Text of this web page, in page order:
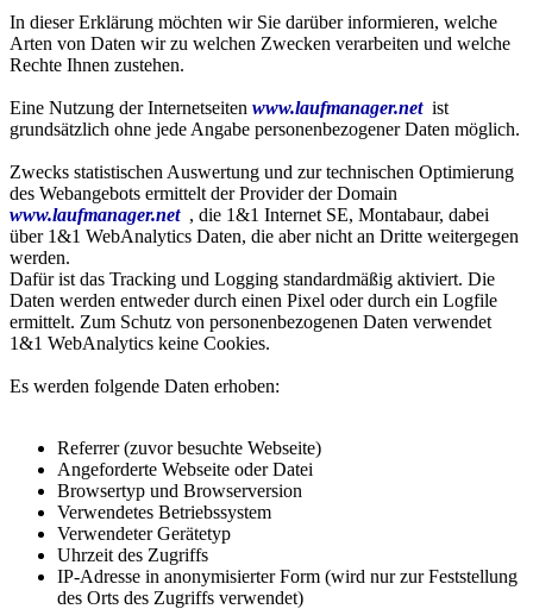
In dieser Erklärung möchten wir Sie darüber informieren, welche
Arten von Daten wir zu welchen Zwecken verarbeiten und welche
Rechte Ihnen zustehen.
Eine Nutzung der Internetseiten www.laufmanager.netist
grundsätzlich ohne jede Angabe personenbezogener Daten möglich.
Zwecks statistischen Auswertung und zur technischen Optimierung
des Webangebots ermittelt der Provider der Domain
www.laufmanager.net, die 1&1 Internet SE, Montabaur, dabei
über 1&1 WebAnalytics Daten, die aber nicht an Dritte weitergegen
werden.
Dafür ist das Tracking und Logging standardmäßig aktiviert. Die
Daten werden entweder durch einen Pixel oder durch ein Logfile
ermittelt. Zum Schutz von personenbezogenen Daten verwendet
1&1 WebAnalytics keine Cookies.
Es werden folgende Daten erhoben:
Referrer (zuvor besuchte Webseite)
Angeforderte Webseite oder Datei
Browsertyp und Browserversion
Verwendetes Betriebssystem
Verwendeter Gerätetyp
Uhrzeit des Zugriffs
IP-Adresse in anonymisierter Form (wird nur zur Feststellung
des Orts des Zugriffs verwendet)